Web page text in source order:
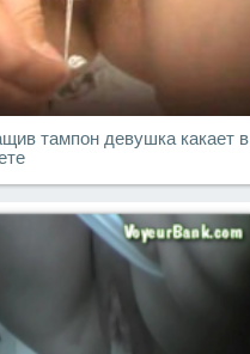
тампон девушка какает в